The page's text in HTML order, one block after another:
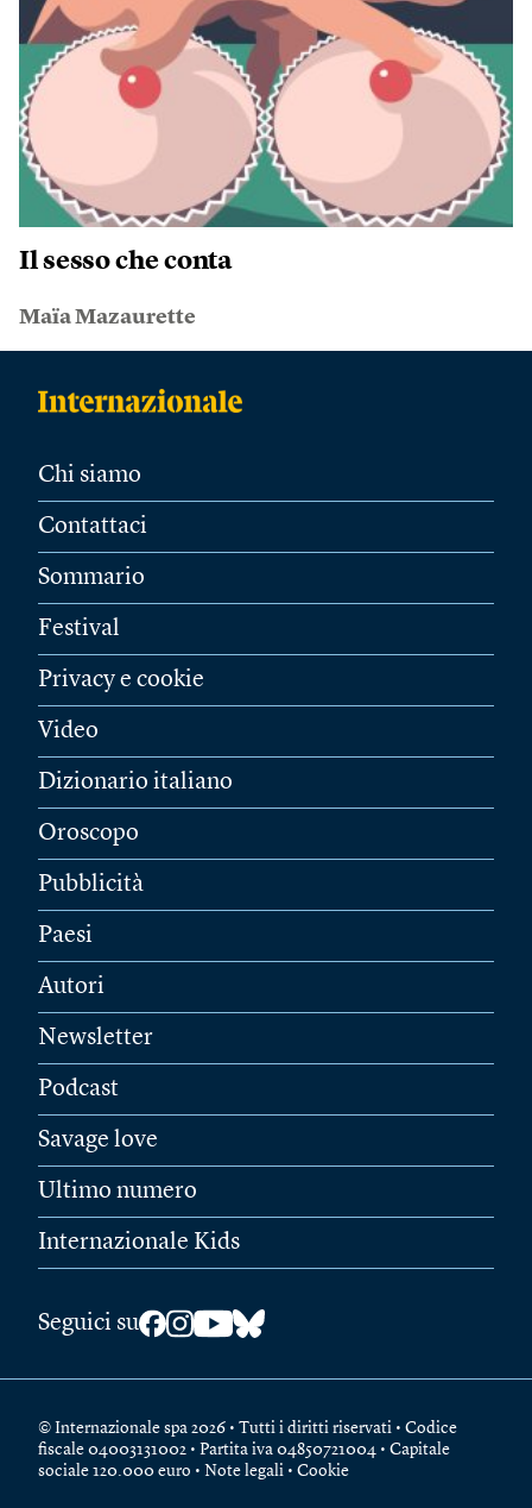
Il sesso che conta
Maïa Mazaurette
Chi siamo
Contattaci
Sommario
Festival
Privacy e cookie
Video
Dizionario italiano
Oroscopo
Pubblicità
Paesi
Autori
Newsletter
Podcast
Savage love
Ultimo numero
Internazionale Kids
Seguici su
© Internazionale spa 2026 • Tutti i diritti riservati • Codice
fiscale 04003131002 • Partita iva 04850721004 • Capitale
sociale 120.000 euro • Note legali • Cookie